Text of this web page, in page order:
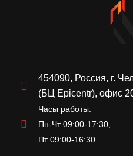
454090, Россия, г.
(БЦ Epicentr), офис
Часы работы:
Пн-Чт 09:00-17:30,
Пт 09:00-16:30